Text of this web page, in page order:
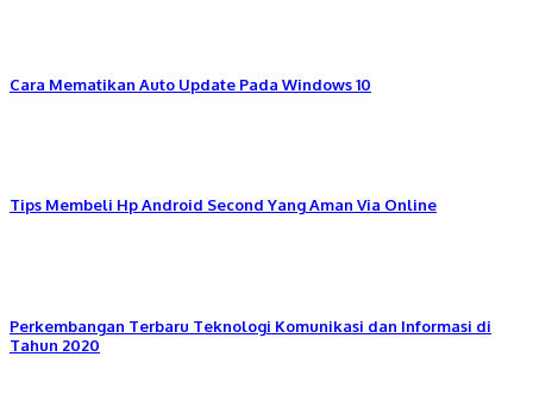
Cara Mematikan Auto Update Pada Windows 10
Tips Membeli Hp Android Second Yang Aman Via Online
Perkembangan Terbaru Teknologi Komunikasi dan Informasi di
Tahun 2020